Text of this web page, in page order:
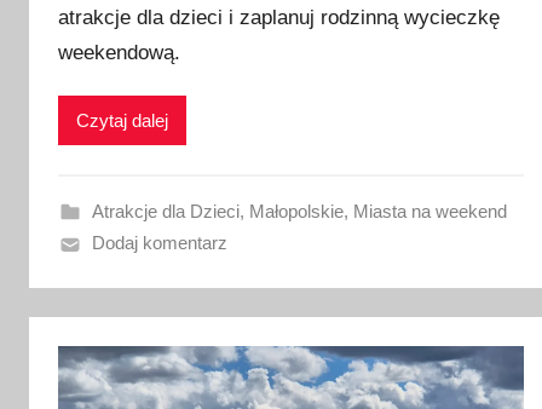
l
i
w
n
o
p
c
atrakcje dla dzieci i zaplanuj rodzinną wycieczkę
weekendową.
Czytaj dalej
Atrakcje dla Dzieci, Małopolskie, Miasta na weekend
Dodaj komentarz